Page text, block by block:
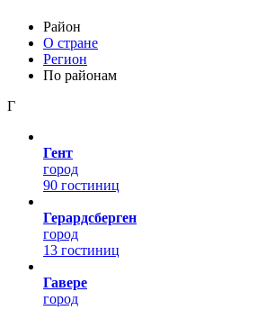
Район
О стране
Регион
По районам
Г
Гент
город
90 гостиниц
Герардсберген
город
13 гостиниц
Гавере
город